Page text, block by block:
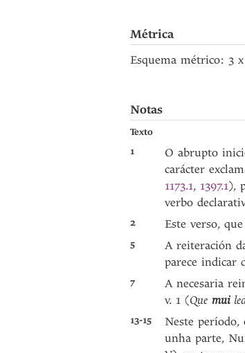
Métrica
Esquema métrico: 3
Notas
Texto
1
O abrupto
carácter
1173.1, 1397.1),
verbo
2 Este verso,
5 A reiteración
parece indicar
7 A necesaria
v. 1 (Que mui
13-15
Neste período,
unha parte,